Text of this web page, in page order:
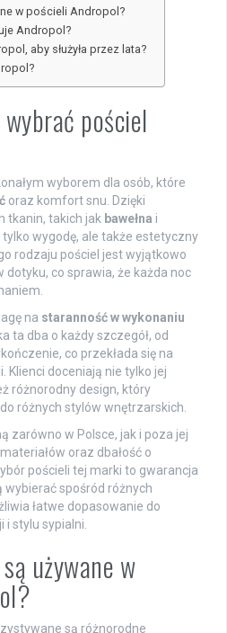
w pościeli Andropol?
Andropol?
aby służyła przez lata?
pościel
wyborem dla osób, które
oraz komfort snu. Dzięki
tkanin, takich jak bawełna i
wygodę, ale także estetyczny
rodzaju pościel jest wyjątkowo
co sprawia, że każda noc
na staranność w wykonaniu
ta dba o każdy szczegół, od
co przekłada się na
Klienci doceniają nie tylko jej
różnorodny design, który
różnych stylów wnętrzarskich.
zarówno w Polsce, jak i poza jej
oraz dbałość o
pościeli tej marki to gwarancja
wybierać spośród różnych
łatwe dopasowanie do
stylu sypialni.
używane w
są różnorodne